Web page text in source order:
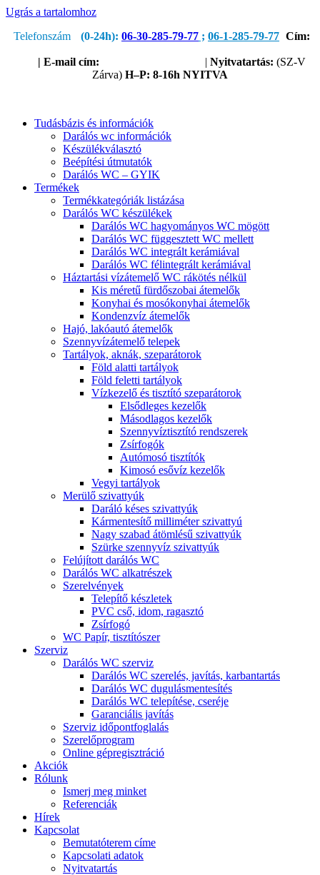
Ugrás a tartalomhoz
Telefonszám
(0-24h): 06-30-285-79-77 ; 06-1-285-79-77 Cím:
| E-mail cím: | Nyitvatartás: (SZ-V
Zárva) H–P: 8-16h NYITVA
Tudásbázis és információk
Darálós wc információk
Készülékválasztó
Beépítési útmutatók
Darálós WC – GYIK
Termékek
Termékkategóriák listázása
Darálós WC készülékek
Darálós WC hagyományos WC mögött
Darálós WC függesztett WC mellett
Darálós WC integrált kerámiával
Darálós WC félintegrált kerámiával
Háztartási vízátemelő WC rákötés nélkül
Kis méretű fürdőszobai átemelők
Konyhai és mosókonyhai átemelők
Kondenzvíz átemelők
Hajó, lakóautó átemelők
Szennyvízátemelő telepek
Tartályok, aknák, szeparátorok
Föld alatti tartályok
Föld feletti tartályok
Vízkezelő és tisztító szeparátorok
Elsődleges kezelők
Másodlagos kezelők
Szennyvíztisztító rendszerek
Zsírfogók
Autómosó tisztítók
Kimosó esővíz kezelők
Vegyi tartályok
Merülő szivattyúk
Daráló késes szivattyúk
Kármentesítő milliméter szivattyú
Nagy szabad átömlésű szivattyúk
Szürke szennyvíz szivattyúk
Felújított darálós WC
Darálós WC alkatrészek
Szerelvények
Telepítő készletek
PVC cső, idom, ragasztó
Zsírfogó
WC Papír, tisztítószer
Szerviz
Darálós WC szerviz
Darálós WC szerelés, javítás, karbantartás
Darálós WC dugulásmentesítés
Darálós WC telepítése, cseréje
Garanciális javítás
Szerviz időpontfoglalás
Szerelőprogram
Online gépregisztráció
Akciók
Rólunk
Ismerj meg minket
Referenciák
Hírek
Kapcsolat
Bemutatóterem címe
Kapcsolati adatok
Nyitvatartás